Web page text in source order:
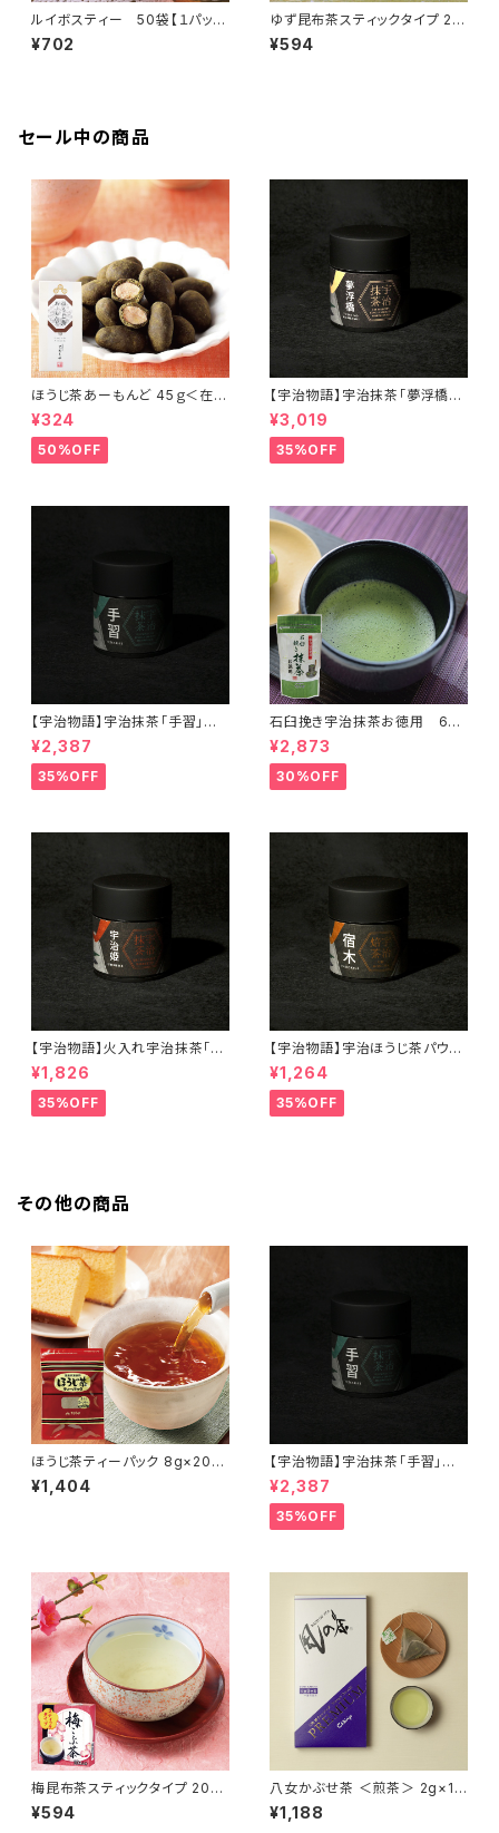
ルイボスティー 50袋【１パック
で500mL分】
¥702
ゆず昆布茶スティックタイプ 20
本入り
¥594
セール中の商品
ほうじ茶あーもんど 45ｇ＜在庫
一掃セール！＞
¥324
50%OFF
【宇治物語】宇治抹茶「夢浮橋」
～おくみどりシングルオリジン＜
在庫一掃セール！＞
¥3,019
35%OFF
【宇治物語】宇治抹茶「手習」～
おくみどりシングルオリジン＜在
庫一掃セール！＞
¥2,387
35%OFF
石臼挽き宇治抹茶お徳用 60
ｇ＜在庫一掃セール！＞
¥2,873
30%OFF
【宇治物語】火入れ宇治抹茶「宇
治姫」＜在庫一掃セール！＞
¥1,826
35%OFF
【宇治物語】宇治ほうじ茶パウダ
ー「宿木」＜在庫一掃セール！＞
¥1,264
35%OFF
その他の商品
ほうじ茶ティーパック 8g×20袋
【１パックで１L分】
¥1,404
【宇治物語】宇治抹茶「手習」～
おくみどりシングルオリジン＜在
庫一掃セール！＞
¥2,387
35%OFF
梅昆布茶スティックタイプ 20本
入り
¥594
八女かぶせ茶 ＜煎茶＞ 2g×15
袋【風の茶シリーズプレミアム】
¥1,188